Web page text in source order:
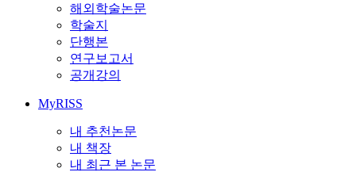
해외학술논문
학술지
단행본
연구보고서
공개강의
MyRISS
내 추천논문
내 책장
내 최근 본 논문